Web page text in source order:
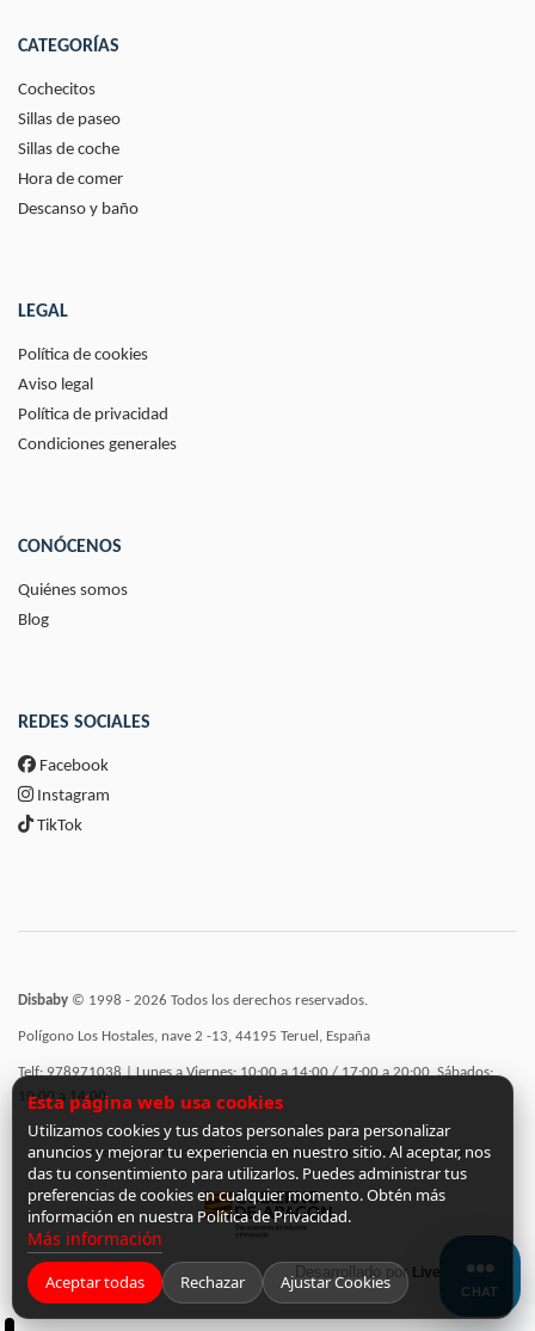
CATEGORÍAS
Cochecitos
Sillas de paseo
Sillas de coche
Hora de comer
Descanso y baño
LEGAL
Política de cookies
Aviso legal
Política de privacidad
Condiciones generales
CONÓCENOS
Quiénes somos
Blog
REDES SOCIALES
Facebook
Instagram
TikTok
Disbaby © 1998 - 2026 Todos los derechos reservados.
Polígono Los Hostales, nave 2 -13, 44195 Teruel, España
Telf: 978971038 | Lunes a Viernes: 10:00 a 14:00 / 17:00 a 20:00, Sábados:
10:00 a 14:00
Incorporación de funcionalidades semánticas a la web subvencionadas por:
Desarrollado por LiveCommerce
Esta página web usa cookies
Utilizamos cookies y tus datos personales para personalizar
anuncios y mejorar tu experiencia en nuestro sitio. Al aceptar, nos
das tu consentimiento para utilizarlos. Puedes administrar tus
preferencias de cookies en cualquier momento. Obtén más
información en nuestra Política de Privacidad.
Más información
Aceptar todas Rechazar Ajustar Cookies